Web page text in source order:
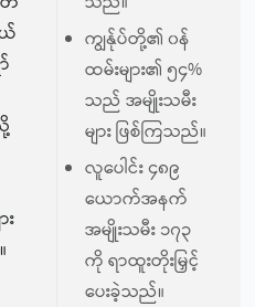
ကျွန်ုပ်တို့၏ ၀န်
ထမ်းများ၏ ၅၄%
သည် အမျိုးသမီး
များ ဖြစ်ကြသည်။
လူပေါင်း ၄၈၉
ယောက်အနက်
အမျိုးသမီး ၁၇၃
ကို ရာထူးတိုးမြှင့်
ပေးခဲ့သည်။